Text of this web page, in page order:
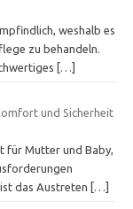
weshalb es
zu behandeln.
[…]
und Sicherheit
für Mutter und Baby,
das Austreten
[…]